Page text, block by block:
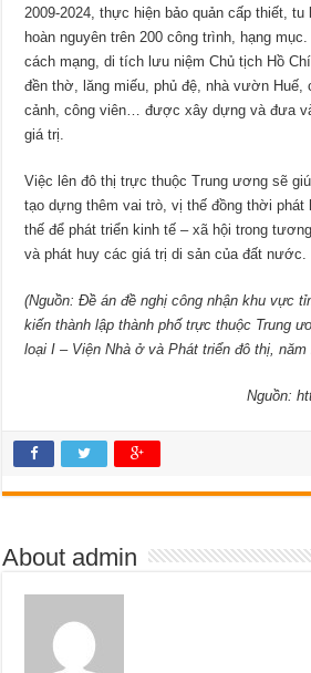
2009-2024, thực hiện bảo quản cấp thiết,
hoàn nguyên trên 200 công trình, hạng
cách mạng, di tích lưu niệm Chủ tịch Hồ
đền thờ, lăng miếu, phủ đệ, nhà vườn Huế,
cảnh, công viên… được xây dựng và đưa
giá trị.
Việc lên đô thị trực thuộc Trung ương sẽ
tạo dựng thêm vai trò, vị thế đồng thời phát
thế để phát triển kinh tế – xã hội trong
và phát huy các giá trị di sản của đất nước.
(Nguồn: Đề án đề nghị công nhận khu vực
kiến thành lập thành phố trực thuộc Trung
loại I – Viện Nhà ở và Phát triển đô thị, năm
Nguồn:
About admin